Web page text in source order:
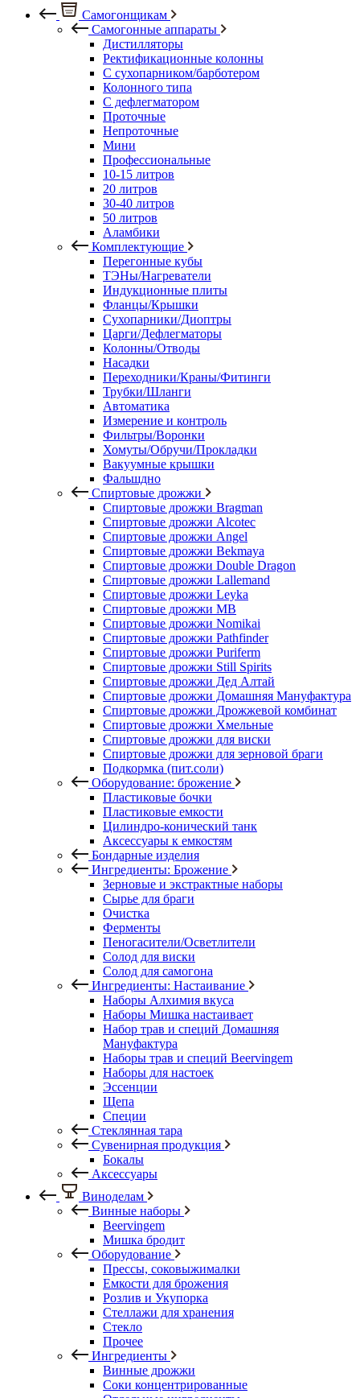
Самогонщикам
Самогонные аппараты
Дистилляторы
Ректификационные колонны
С сухопарником/барботером
Колонного типа
С дефлегматором
Проточные
Непроточные
Мини
Профессиональные
10-15 литров
20 литров
30-40 литров
50 литров
Аламбики
Комплектующие
Перегонные кубы
ТЭНы/Нагреватели
Индукционные плиты
Фланцы/Крышки
Сухопарники/Диоптры
Царги/Дефлегматоры
Колонны/Отводы
Насадки
Переходники/Краны/Фитинги
Трубки/Шланги
Автоматика
Измерение и контроль
Фильтры/Воронки
Хомуты/Обручи/Прокладки
Вакуумные крышки
Фальшдно
Спиртовые дрожжи
Спиртовые дрожжи Bragman
Спиртовые дрожжи Alcotec
Спиртовые дрожжи Angel
Спиртовые дрожжи Bekmaya
Спиртовые дрожжи Double Dragon
Спиртовые дрожжи Lallemand
Спиртовые дрожжи Leyka
Спиртовые дрожжи MB
Спиртовые дрожжи Nomikai
Спиртовые дрожжи Pathfinder
Спиртовые дрожжи Puriferm
Спиртовые дрожжи Still Spirits
Спиртовые дрожжи Дед Алтай
Спиртовые дрожжи Домашняя Мануфактура
Спиртовые дрожжи Дрожжевой комбинат
Спиртовые дрожжи Хмельные
Спиртовые дрожжи для виски
Спиртовые дрожжи для зерновой браги
Подкормка (пит.соли)
Оборудование: брожение
Пластиковые бочки
Пластиковые емкости
Цилиндро-конический танк
Аксессуары к емкостям
Бондарные изделия
Ингредиенты: Брожение
Зерновые и экстрактные наборы
Сырье для браги
Очистка
Ферменты
Пеногасители/Осветлители
Солод для виски
Солод для самогона
Ингредиенты: Настаивание
Наборы Алхимия вкуса
Наборы Мишка настаивает
Набор трав и специй Домашняя
Мануфактура
Наборы трав и специй Beervingem
Наборы для настоек
Эссенции
Щепа
Специи
Стеклянная тара
Сувенирная продукция
Бокалы
Аксессуары
Виноделам
Винные наборы
Beervingem
Мишка бродит
Оборудование
Прессы, соковыжималки
Емкости для брожения
Розлив и Укупорка
Стеллажи для хранения
Стекло
Прочее
Ингредиенты
Винные дрожжи
Соки концентрированные